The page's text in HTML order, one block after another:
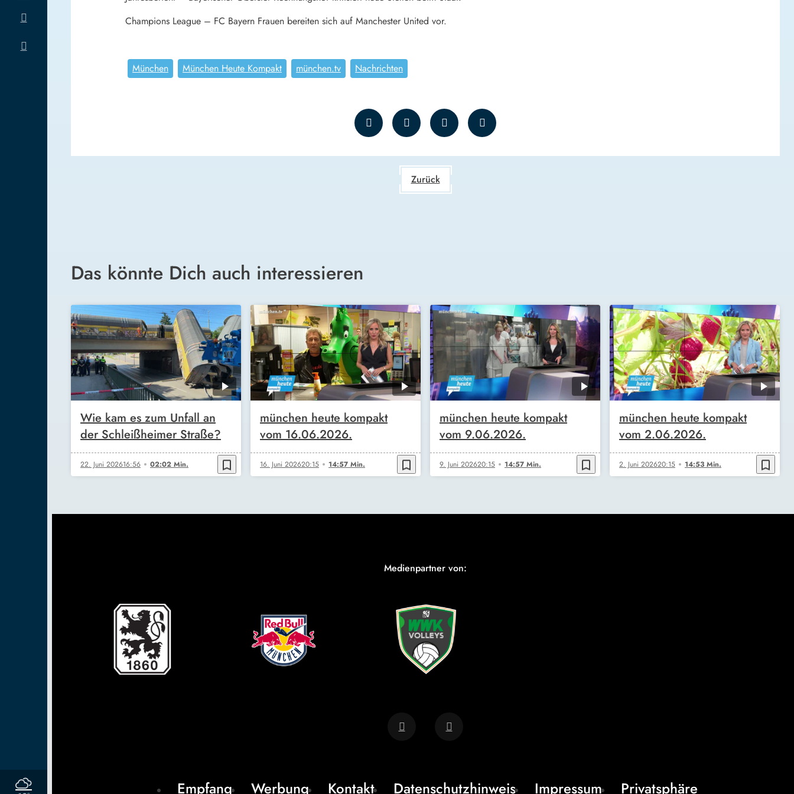
Champions League – FC Bayern Frauen bereiten sich auf Manchester United vor.
München München Heute Kompakt münchen.tv Nachrichten
Zurück
Das könnte Dich auch interessieren
Wie kam es zum Unfall an
der Schleißheimer Straße?
22. Juni 202616:56 02:02 Min. bookmark_border
münchen heute kompakt
vom 16.06.2026.
16. Juni 202620:15 14:57 Min. bookmark_border
münchen heute kompakt
vom 9.06.2026.
9. Juni 202620:15 14:57 Min. bookmark_border
münchen heute kompakt
vom 2.06.2026.
2. Juni 202620:15 14:53 Min. bookmark_border
Medienpartner von:
Empfang Werbung Kontakt Datenschutzhinweis Impressum Privatsphäre